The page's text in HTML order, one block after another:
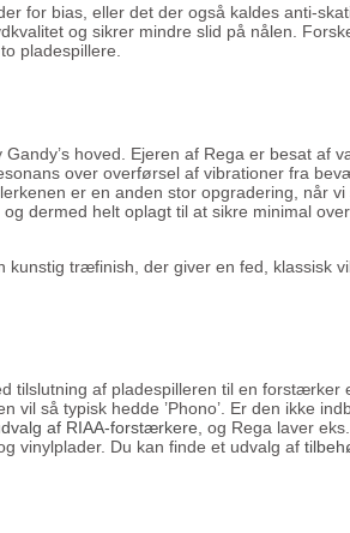
for bias, eller det der også kaldes anti-
og sikrer mindre slid på nålen.
pladespillere.
hoved. Ejeren af Rega er besat
over overførsel af vibrationer fra
er en anden stor opgradering, når
dermed helt oplagt til at sikre minimal
træfinish, der giver en fed, klassisk
tilslutning af pladespilleren til en
så typisk hedde ’Phono’. Er den ikke
af RIAA-forstærkere, og Rega laver eks.
vinylplader. Du kan finde et udvalg af